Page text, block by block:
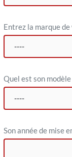
Entrez la marque
Quel est son modèle
Son année de mise